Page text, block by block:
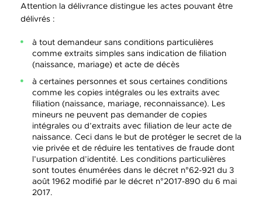
Attention la délivrance distingue les actes pouvant être
délivrés :
à tout demandeur sans conditions particulières
comme extraits simples sans indication de filiation
(naissance, mariage) et acte de décès
à certaines personnes et sous certaines conditions
comme les copies intégrales ou les extraits avec
filiation (naissance, mariage, reconnaissance). Les
mineurs ne peuvent pas demander de copies
intégrales ou d’extraits avec filiation de leur acte de
naissance. Ceci dans le but de protéger le secret de la
vie privée et de réduire les tentatives de fraude dont
l’usurpation d’identité. Les conditions particulières
sont toutes énumérées dans le décret n°62-921 du 3
août 1962 modifié par le décret n°2017-890 du 6 mai
2017.